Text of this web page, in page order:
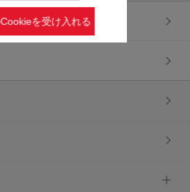
を受け入れる